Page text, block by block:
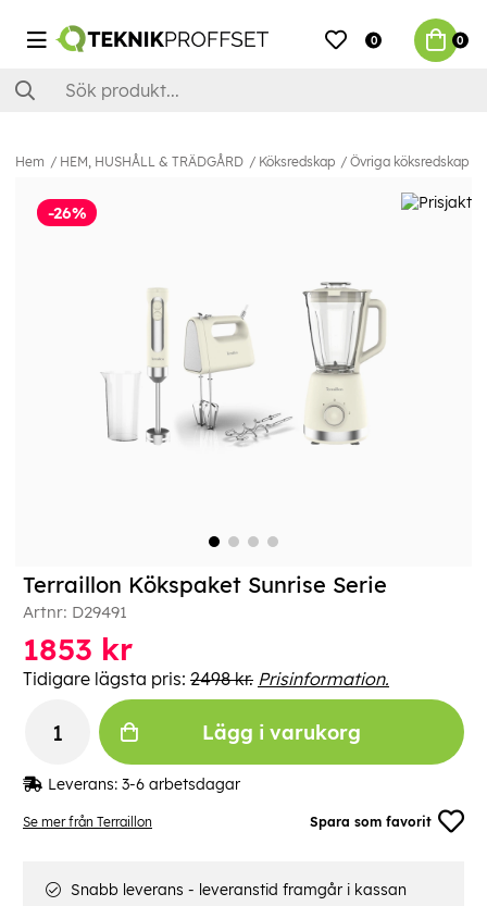
0 0
Hem HEM, HUSHÅLL & TRÄDGÅRD Köksredskap Övriga köksredskap
-26%
Se mer från Terraillon Spara som favorit
Terraillon Kökspaket Sunrise Serie
Artnr: D29491
1853 kr
Tidigare lägsta pris: 2498 kr. Prisinformation.
Lägg i varukorg
Leverans: 3-6 arbetsdagar
Snabb leverans - leveranstid framgår i kassan